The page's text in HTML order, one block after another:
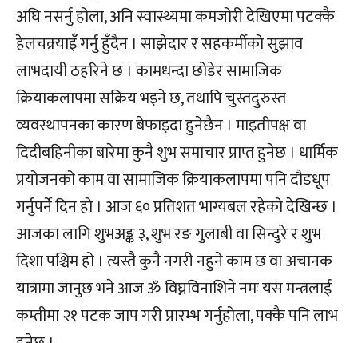
अघि नसर्नु होला, अनि स्वास्थ्यमा कमजोरी देखिएमा पटक्कै
हेलचक्र्याइँ गर्नु हुँदैन । साझेदार र सहकर्मीको सुझाव
लाभदायी ठहरिने छ । कामधन्दा छोडेर सामाजिक
क्रियाकलापमा सक्रिय भइने छ, तथापि चुस्तदुरुस्त
व्यवस्थापनका कारण बेफाइदा हुनेछैन । माइतीपक्ष वा
दिदीबहिनीका बारेमा कुनै शुभ समाचार प्राप्त हुनेछ । धार्मिक
प्रयोजनको काम वा सामाजिक क्रियाकलापमा पनि दौडधूप
गर्नुपर्ने दिन हो । आज ६० प्रतिशत भाग्यबल रहेको देखिन्छ ।
आजका लागि शुभअङ्क ३, शुभ रङ गुलाबी वा सिन्दुरे र शुभ
दिशा पश्चिम हो । त्यस्तै कुनै नगरी नहुने काम छ वा अचानक
यात्रामा जानुछ भने आज ॐ विघ्नविनाशिने नमः यस मन्त्रलाई
कम्तीमा २१ पटक जाप गरी प्रारम्भ गर्नुहोला, पक्कै पनि लाभ